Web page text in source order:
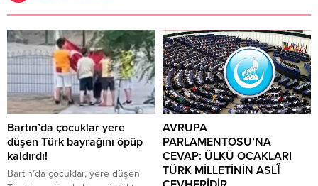
Bartın’da çocuklar yere
düşen Türk bayrağını öpüp
kaldırdı!
Bartın’da çocuklar, yere düşen
AVRUPA
PARLAMENTOSU’NA
CEVAP: ÜLKÜ OCAKLARI
TÜRK MİLLETİNİN ASLÎ